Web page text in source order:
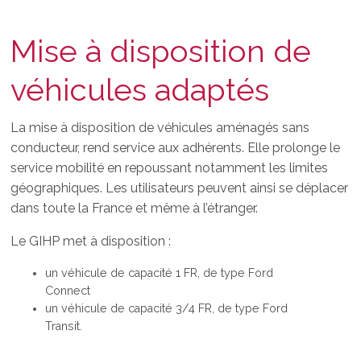
Mise à disposition de
véhicules adaptés
La mise à disposition de véhicules aménagés sans
conducteur, rend service aux adhérents. Elle prolonge le
service mobilité en repoussant notamment les limites
géographiques. Les utilisateurs peuvent ainsi se déplacer
dans toute la France et même à l’étranger.
Le GIHP met à disposition :
un véhicule de capacité 1 FR, de type Ford
Connect
un véhicule de capacité 3/4 FR, de type Ford
Transit.